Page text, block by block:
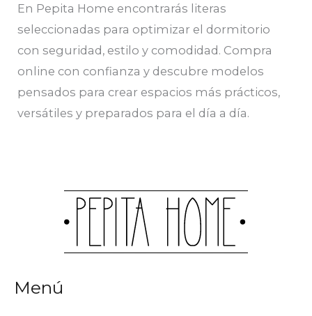
En Pepita Home encontrarás literas
seleccionadas para optimizar el dormitorio
con seguridad, estilo y comodidad. Compra
online con confianza y descubre modelos
pensados para crear espacios más prácticos,
versátiles y preparados para el día a día.
Menú